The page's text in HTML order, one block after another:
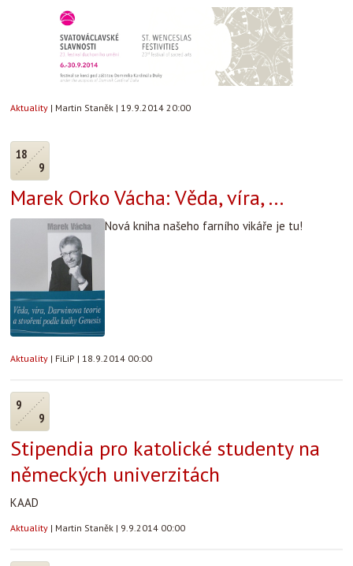
Aktuality | Martin Staněk | 19.9.2014 20:00
18
9
Marek Orko Vácha: Věda, víra, ...
Nová kniha našeho farního vikáře je tu!
Aktuality | FiLiP | 18.9.2014 00:00
9
9
Stipendia pro katolické studenty na
německých univerzitách
KAAD
Aktuality | Martin Staněk | 9.9.2014 00:00